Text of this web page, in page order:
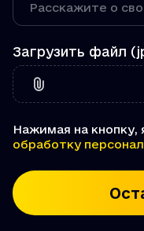
Загрузить файл
Нажимая на кнопку,
обработку